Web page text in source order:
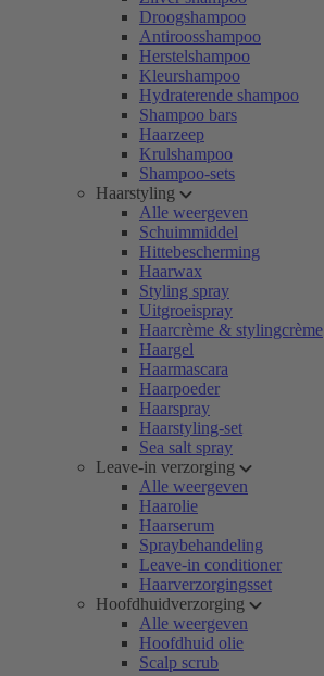
Droogshampoo
Antiroosshampoo
Herstelshampoo
Kleurshampoo
Hydraterende shampoo
Shampoo bars
Haarzeep
Krulshampoo
Shampoo-sets
Haarstyling
Alle weergeven
Schuimmiddel
Hittebescherming
Haarwax
Styling spray
Uitgroeispray
Haarcrème & stylingcrème
Haargel
Haarmascara
Haarpoeder
Haarspray
Haarstyling-set
Sea salt spray
Leave-in verzorging
Alle weergeven
Haarolie
Haarserum
Spraybehandeling
Leave-in conditioner
Haarverzorgingsset
Hoofdhuidverzorging
Alle weergeven
Hoofdhuid olie
Scalp scrub